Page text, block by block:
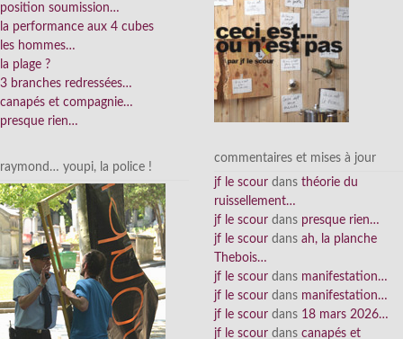
position soumission…
la performance aux 4 cubes
les hommes…
la plage ?
3 branches redressées…
canapés et compagnie…
presque rien…
raymond… youpi, la police !
commentaires et mises à jour
jf le scour dans théorie du
ruissellement…
jf le scour dans presque rien…
jf le scour dans ah, la planche
Thebois…
jf le scour dans manifestation…
jf le scour dans manifestation…
jf le scour dans 18 mars 2026…
jf le scour dans canapés et